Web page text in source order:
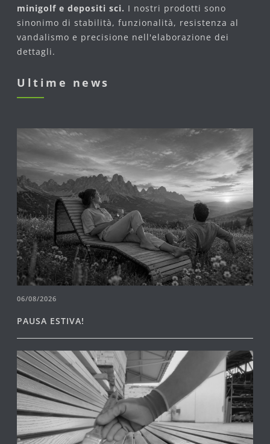
minigolf e depositi sci. I nostri prodotti sono
sinonimo di stabilità, funzionalità, resistenza al
vandalismo e precisione nell'elaborazione dei
dettagli.
Ultime news
06/08/2026
PAUSA ESTIVA!